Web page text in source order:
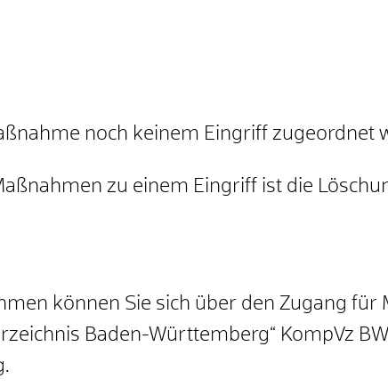
noch keinem Eingriff zugeordnet
zu einem Eingriff ist die
können Sie sich über den Zugang für
Baden-Württemberg“ KompVz